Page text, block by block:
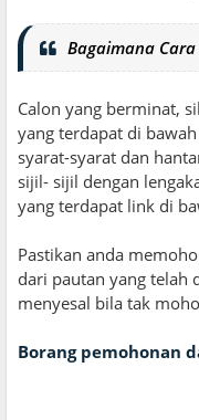
Bagaimana
Calon yang berminat,
yang terdapat di
syarat-syarat dan
sijil- sijil dengan
yang terdapat link di
Pastikan anda
dari pautan yang telah
menyesal bila tak
Borang pemohonan